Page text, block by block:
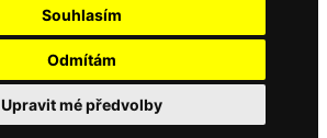
Souhlasím
Odmítám
Upravit mé předvolby